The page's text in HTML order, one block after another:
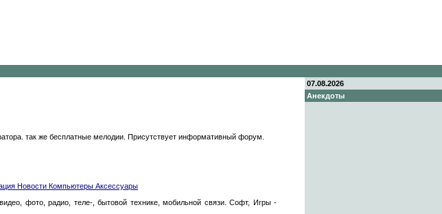
так же бесплатные мелодии. Присутствует информативный форум.
Новости Компьютеры Аксессуары
фото, радио, теле-, бытовой технике, мобильной связи. Софт, Игры -
07.08.2026
Анекдоты